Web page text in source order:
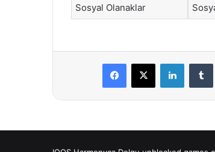
Sosyal Olanaklar
Facebook
X LinkedIn